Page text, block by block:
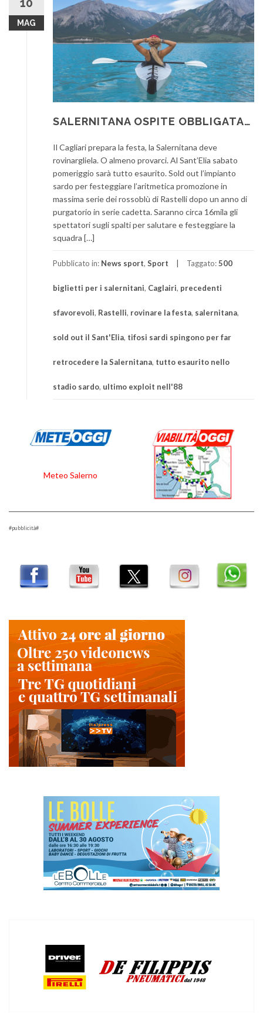
MAG
SALERNITANA OSPITE OBBLIGATA…
Il Cagliari prepara la festa, la Salernitana deve
rovinargliela. O almeno provarci. Al Sant’Elia sabato
pomeriggio sarà tutto esaurito. Sold out l’impianto
sardo per festeggiare l’aritmetica promozione in
massima serie dei rossoblù di Rastelli dopo un anno di
purgatorio in serie cadetta. Saranno circa 16mila gli
spettatori sugli spalti per salutare e festeggiare la
squadra […]
Pubblicato in: News sport, Sport Taggato:500
biglietti per i salernitani, Caglairi, precedenti
sfavorevoli, Rastelli, rovinare la festa, salernitana,
sold out il Sant'Elia, tifosi sardi spingono per far
retrocedere la Salernitana, tutto esaurito nello
stadio sardo, ultimo exploit nell'88
Meteo Salerno
#pubblicità#